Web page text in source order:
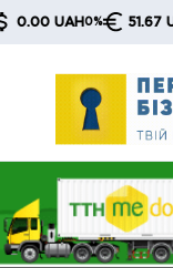
Skip
UAH0% 51.67 UAH